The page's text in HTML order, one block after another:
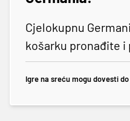
Cjelokupnu
košarku pronađite i
Igre na sreću mogu dovesti